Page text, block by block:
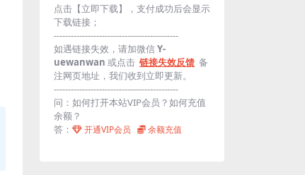
点击【立即下载】，支付成功后会显示
下载链接；
--------------------------------------------
如遇链接失效，请加微信Y-
uewanwan 或点击 链接失效反馈 备
注网页地址，我们收到立即更新。
--------------------------------------------
问：如何打开本站VIP会员？如何充值
余额？
答：
开通VIP会员 余额充值